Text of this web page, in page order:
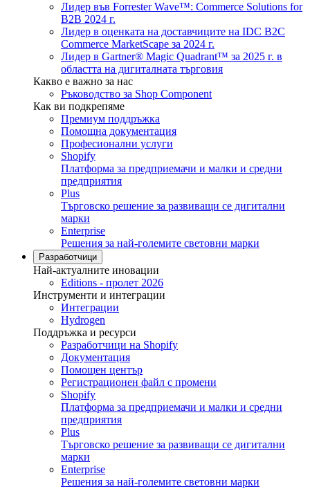
Лидер във Forrester Wave™: Commerce Solutions for
B2B 2024 г.
Лидер в оценката на доставчиците на IDC B2C
Commerce MarketScape за 2024 г.
Лидер в Gartner® Magic Quadrant™ за 2025 г. в
областта на дигиталната търговия
Какво е важно за нас
Ръководство за Shop Component
Как ви подкрепяме
Премиум поддръжка
Помощна документация
Професионални услуги
Shopify
Платформа за предприемачи и малки и средни
предприятия
Plus
Търговско решение за развиващи се дигитални
марки
Enterprise
Решения за най-големите световни марки
Разработчици
Най-актуалните иновации
Editions - пролет 2026
Инструменти и интеграции
Интеграции
Hydrogen
Поддръжка и ресурси
Разработчици на Shopify
Документация
Помощен център
Регистрационен файл с промени
Shopify
Платформа за предприемачи и малки и средни
предприятия
Plus
Търговско решение за развиващи се дигитални
марки
Enterprise
Решения за най-големите световни марки